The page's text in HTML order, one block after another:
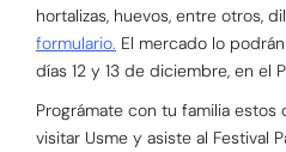
hortalizas, huevos, entre otros,
formulario. El mercado lo
días 12 y 13 de diciembre, en el
Prográmate con tu familia
visitar Usme y asiste al Festival